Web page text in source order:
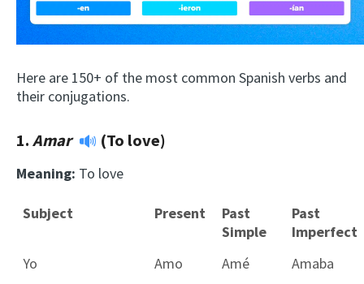
Here are 150+ of the most common Spanish verbs and
their conjugations.
1.Amar (To love)
Meaning: To love
Subject Present
Past
Simple
Past
Imperfect
Yo
Amo Amé
Amaba